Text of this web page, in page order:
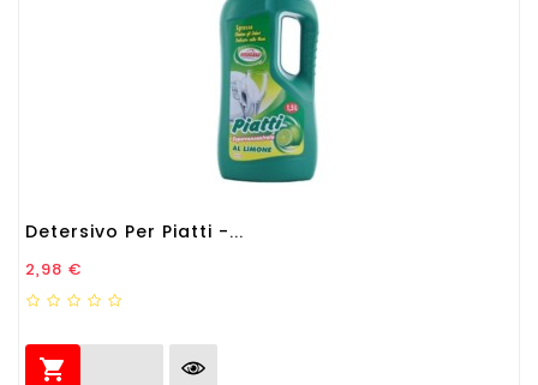
Detersivo Per Piatti -...
Prezzo
2,98 €
